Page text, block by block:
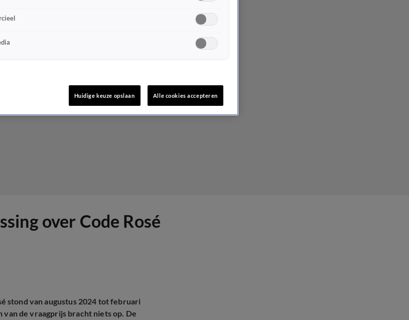
over Code Rosé
stond van augustus 2024 tot februari
van de vraagprijs bracht niets op. De
Huidige keuze opslaan Alle cookies accepteren